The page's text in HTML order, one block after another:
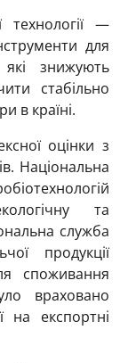
—
для
знижують
стабільно
в країні.
оцінки з
Національна
та
служба
продукції
споживання
враховано
на експортні